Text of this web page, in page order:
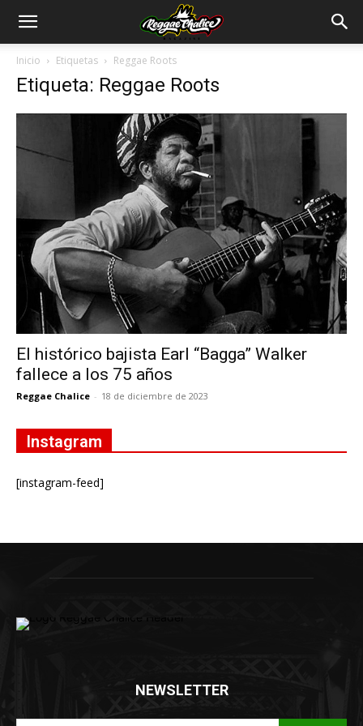
Inicio Etiquetas Reggae Roots
Etiqueta: Reggae Roots
El histórico bajista Earl “Bagga” Walker
fallece a los 75 años
Reggae Chalice - 18 de diciembre de 2023
Instagram
[instagram-feed]
NEWSLETTER